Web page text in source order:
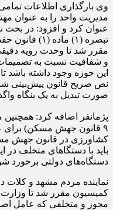
وی بارگذاری اطلاعات
مدیریت واحد را به عنوان
عنوان کرد و افزود: در
تبصره (۱)
مقرر شد تا وحدت رویه
و شفافیت نسبت به
این حوزه وجود داشته
نص صریح قانون پیش‌بینی
صورت تبدیل به یک بنگاه
۹ قانون جهش مسکن) برای
کشاورزی در قانون جهش
باید با دستگا‌های متخلف در
دستگاه‌های دولتی برخورد
نماینده مردم مشهد و
کمیسیون مقرر شد تا وزارت
مجوز و متخلفی که عامل